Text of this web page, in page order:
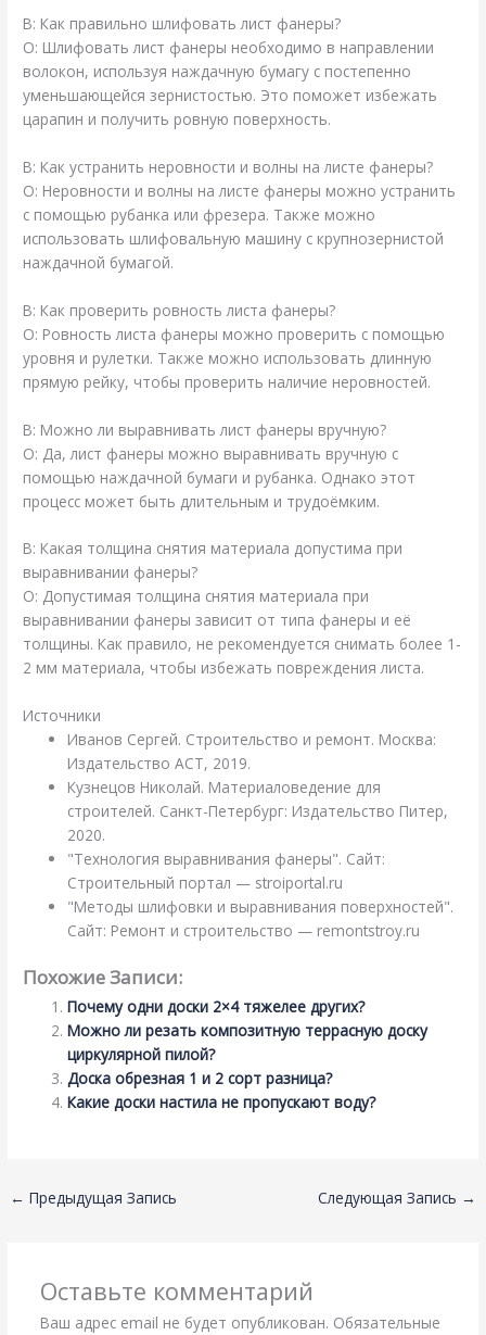
В: Как правильно шлифовать лист фанеры?
О: Шлифовать лист фанеры необходимо в направлении
волокон, используя наждачную бумагу с постепенно
уменьшающейся зернистостью. Это поможет избежать
царапин и получить ровную поверхность.
В: Как устранить неровности и волны на листе фанеры?
О: Неровности и волны на листе фанеры можно устранить
с помощью рубанка или фрезера. Также можно
использовать шлифовальную машину с крупнозернистой
наждачной бумагой.
В: Как проверить ровность листа фанеры?
О: Ровность листа фанеры можно проверить с помощью
уровня и рулетки. Также можно использовать длинную
прямую рейку, чтобы проверить наличие неровностей.
В: Можно ли выравнивать лист фанеры вручную?
О: Да, лист фанеры можно выравнивать вручную с
помощью наждачной бумаги и рубанка. Однако этот
процесс может быть длительным и трудоёмким.
В: Какая толщина снятия материала допустима при
выравнивании фанеры?
О: Допустимая толщина снятия материала при
выравнивании фанеры зависит от типа фанеры и её
толщины. Как правило, не рекомендуется снимать более 1-
2 мм материала, чтобы избежать повреждения листа.
Источники
Иванов Сергей. Строительство и ремонт. Москва:
Издательство АСТ, 2019.
Кузнецов Николай. Материаловедение для
строителей. Санкт-Петербург: Издательство Питер,
2020.
"Технология выравнивания фанеры". Сайт:
Строительный портал — stroiportal.ru
"Методы шлифовки и выравнивания поверхностей".
Сайт: Ремонт и строительство — remontstroy.ru
Похожие Записи:
Почему одни доски 2×4 тяжелее других?
Можно ли резать композитную террасную доску
циркулярной пилой?
Доска обрезная 1 и 2 сорт разница?
Какие доски настила не пропускают воду?
← Предыдущая Запись Следующая Запись →
Оставьте комментарий
Ваш адрес email не будет опубликован. Обязательные